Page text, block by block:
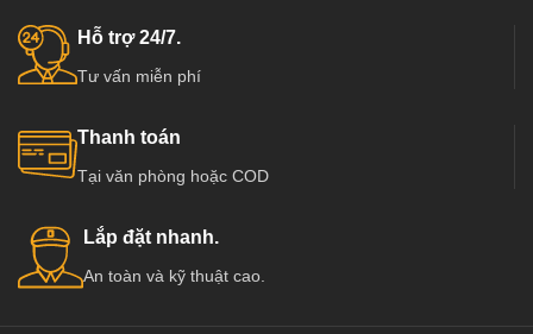
Hỗ trợ 24/7.
Tư vấn miễn phí
Thanh toán
Tại văn phòng hoặc COD
Lắp đặt nhanh.
An toàn và kỹ thuật cao.